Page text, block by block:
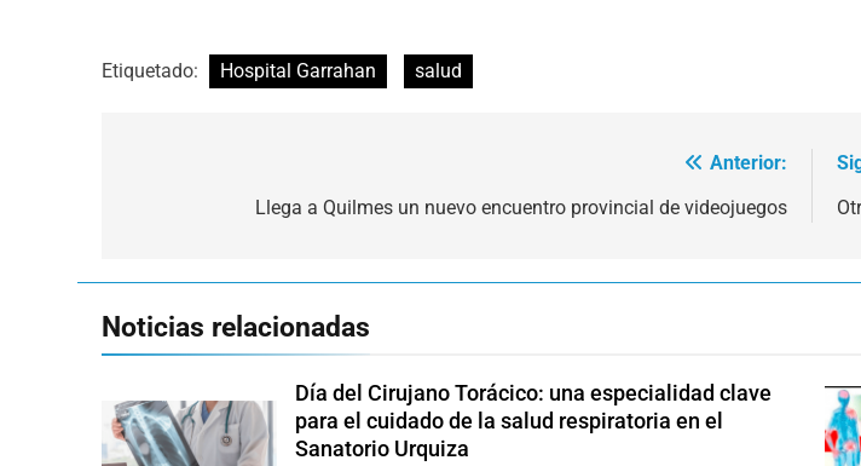
Etiquetado: Hospital Garrahan salud
Anterior:
Llega a Quilmes un nuevo encuentro provincial de videojuegos
Noticias relacionadas
Día del Cirujano Torácico: una especialidad clave
para el cuidado de la salud respiratoria en el
Sanatorio Urquiza